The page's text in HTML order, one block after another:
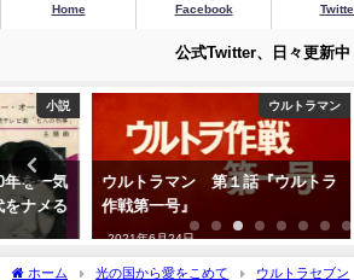
Home Facebook
公式Twitter、日々更新中
ウルトラマン 第１話『ウルトラ
作戦第一号』
2021年6月24日
市川大河
2021年7
ホーム 光の国から愛をこめて ウルトラセブン